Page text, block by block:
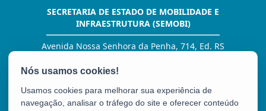
SECRETARIA DE ESTADO DE MOBILIDADE E
INFRAESTRUTURA (SEMOBI)
Avenida Nossa Senhora da Penha, 714, Ed. RS
CEP: 29055-130 - Vitória / ES
E-mail: comunicacao@semobi.es.gov.br
Usamos cookies para melhorar sua experiência de
navegação, analisar o tráfego do site e oferecer conteúdo